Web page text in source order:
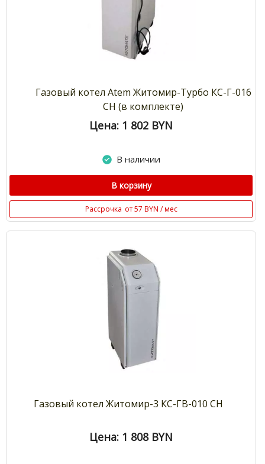
Газовый котел Atem Житомир-Турбо КС-Г-016
СН (в комплекте)
Цена: 1 802 BYN
В наличии
В корзину
Рассрочка от 57 BYN / мес
Газовый котел Житомир-3 КС-ГВ-010 СН
Цена: 1 808 BYN